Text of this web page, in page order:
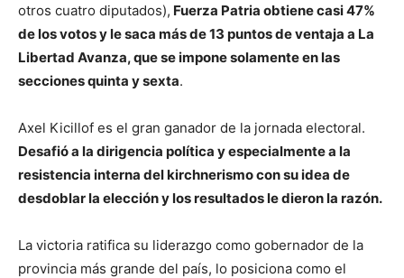
otros cuatro diputados), Fuerza Patria obtiene casi 47%
de los votos y le saca más de 13 puntos de ventaja a La
Libertad Avanza, que se impone solamente en las
secciones quinta y sexta.
Axel Kicillof es el gran ganador de la jornada electoral.
Desafió a la dirigencia política y especialmente a la
resistencia interna del kirchnerismo con su idea de
desdoblar la elección y los resultados le dieron la razón.
La victoria ratifica su liderazgo como gobernador de la
provincia más grande del país, lo posiciona como el